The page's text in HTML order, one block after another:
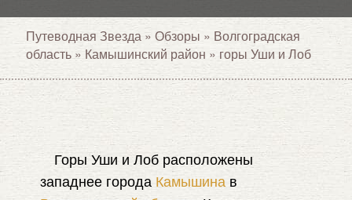
Путеводная Звезда » Обзоры » Волгоградская
область » Камышинский район » горы Уши и Лоб
Горы Уши и Лоб расположены
западнее города Камышина в